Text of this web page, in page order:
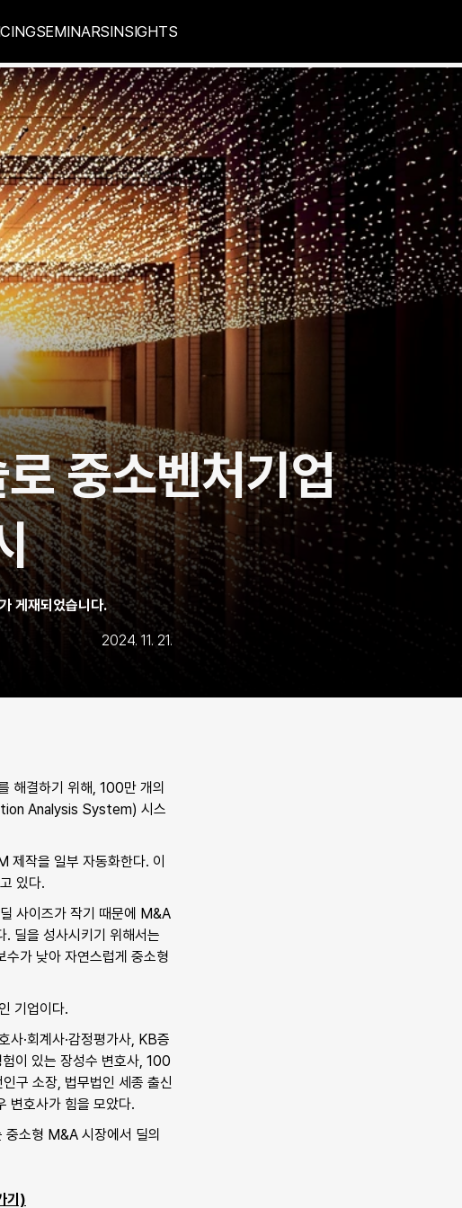
중소벤처기업
게재되었습니다.
2024. 11. 21.
해결하기 위해, 100만 개의
Analysis System) 시스
작을 일부 자동화한다. 이
있다.
사이즈가 작기 때문에 M&A
. 딜을 성사시키기 위해서는
수가 낮아 자연스럽게 중소형
기업이다.
사·회계사·감정평가사, KB증
이 있는 장성수 변호사, 100
구 소장, 법무법인 세종 출신
변호사가 힘을 모았다.
소형 M&A 시장에서 딜의
기)
SEMINARSINSIGHTS